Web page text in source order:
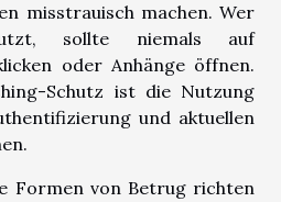
misstrauisch machen. Wer
sollte niemals auf
oder Anhänge öffnen.
Schutz ist die Nutzung
und aktuellen
Formen von Betrug richten